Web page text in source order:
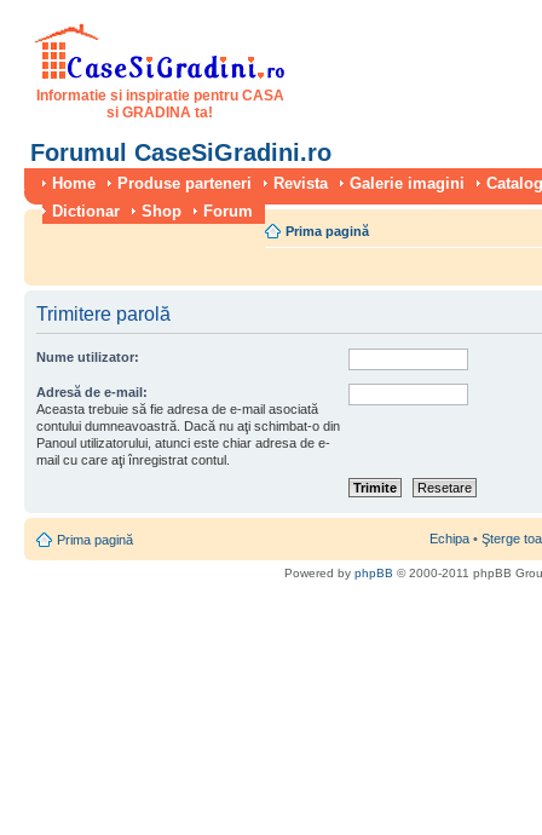
Informatie si inspiratie pentru CASA
si GRADINA ta!
Forumul CaseSiGradini.ro
Home Produse parteneri Revista Galerie imagini
Dictionar
Shop Forum
Prima pagină
Trimitere parolă
Nume utilizator:
Adresă de e-mail:
Aceasta trebuie să fie adresa de e-mail asociată
contului dumneavoastră. Dacă nu aţi schimbat-o din
Panoul utilizatorului, atunci este chiar adresa de e-
mail cu care aţi înregistrat contul.
Prima pagină Echipa • Şterge
Powered by phpBB © 2000-2011 phpBB